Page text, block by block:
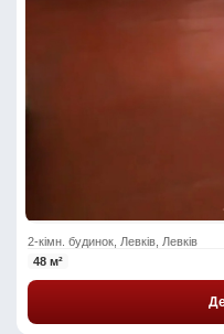
2-кімн. будинок, Левків, Левків
48 м²